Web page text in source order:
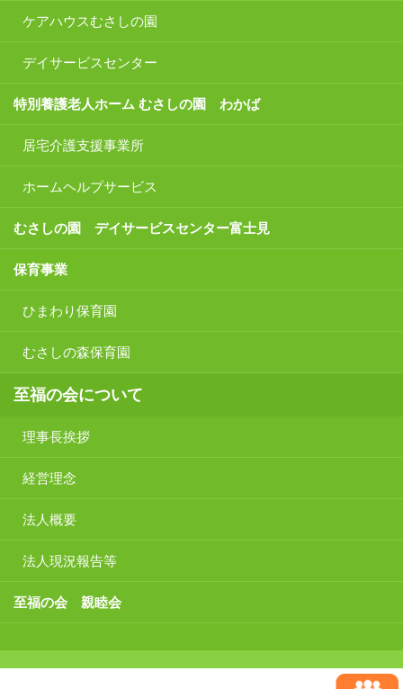
ケアハウスむさしの園
デイサービスセンター
特別養護老人ホーム むさしの園 わかば
居宅介護支援事業所
ホームヘルプサービス
むさしの園 デイサービスセンター富士見
保育事業
ひまわり保育園
むさしの森保育園
至福の会について
理事長挨拶
経営理念
法人概要
法人現況報告等
至福の会 親睦会